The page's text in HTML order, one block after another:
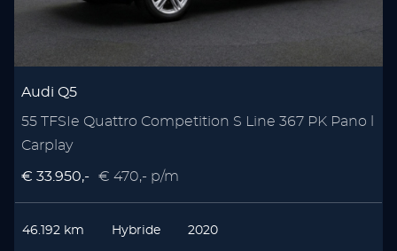
Audi Q5
55 TFSIe Quattro Competition S Line 367 PK Pano l
Carplay
€ 33.950,- € 470,- p/m
46.192 km Hybride 2020